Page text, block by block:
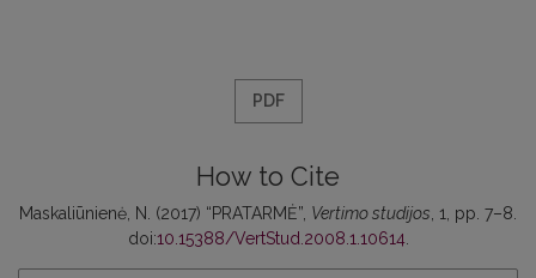
PDF
How to Cite
Maskaliūnienė, N. (2017) “PRATARMĖ”, Vertimo studijos , 1, pp. 7–8.
doi:10.15388/VertStud.2008.1.10614.